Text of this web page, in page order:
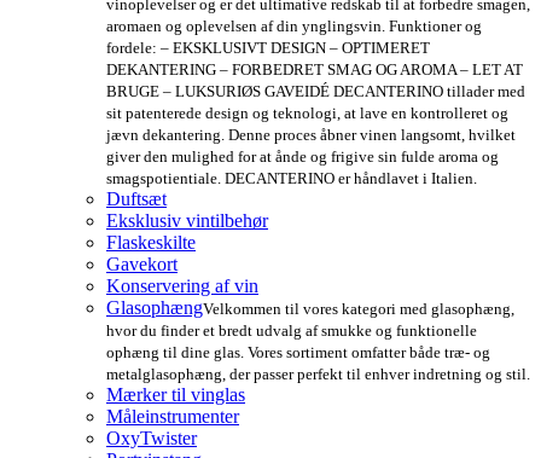
vinoplevelser og er det ultimative redskab til at forbedre smagen,
aromaen og oplevelsen af din ynglingsvin. Funktioner og
fordele: – EKSKLUSIVT DESIGN – OPTIMERET
DEKANTERING – FORBEDRET SMAG OG AROMA – LET AT
BRUGE – LUKSURIØS GAVEIDÉ DECANTERINO tillader med
sit patenterede design og teknologi, at lave en kontrolleret og
jævn dekantering. Denne proces åbner vinen langsomt, hvilket
giver den mulighed for at ånde og frigive sin fulde aroma og
smagspotientiale. DECANTERINO er håndlavet i Italien.
Duftsæt
Eksklusiv vintilbehør
Flaskeskilte
Gavekort
Konservering af vin
GlasophængVelkommen til vores kategori med glasophæng,
hvor du finder et bredt udvalg af smukke og funktionelle
ophæng til dine glas. Vores sortiment omfatter både træ- og
metalglasophæng, der passer perfekt til enhver indretning og stil.
Mærker til vinglas
Måleinstrumenter
OxyTwister